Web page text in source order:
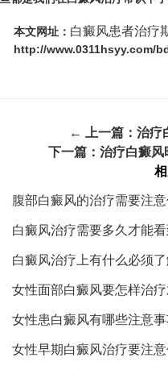
本文网址： 白癜风患者治疗
http://www.0311hsyy.com/
← 上一篇： 治疗
下一篇： 治疗白癜风
腹部白癜风的治疗需要注意
白癜风治疗需要多久才能
白癜风治疗上有什么必须
女性面部白癜风要怎样治
女性患白癜风有哪些注意
女性早期白癜风治疗要注意